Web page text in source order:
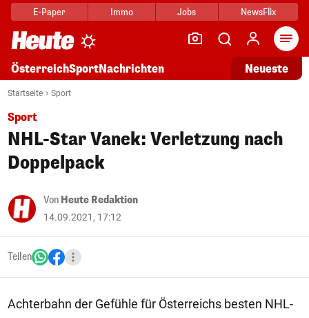
E-Paper Immo Jobs NewsFlix
ÖsterreichSportNachrichten Neueste
Startseite Sport
Sport
NHL-Star Vanek: Verletzung nach
Doppelpack
Von Heute Redaktion
14.09.2021, 17:12
Teilen
Achterbahn der Gefühle für Österreichs besten NHL-